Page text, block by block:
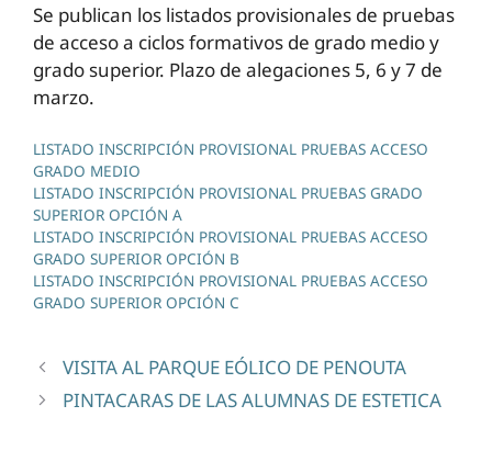
Se publican los listados provisionales de pruebas
de acceso a ciclos formativos de grado medio y
grado superior. Plazo de alegaciones 5, 6 y 7 de
marzo.
LISTADO INSCRIPCIÓN PROVISIONAL PRUEBAS ACCESO
GRADO MEDIO
LISTADO INSCRIPCIÓN PROVISIONAL PRUEBAS GRADO
SUPERIOR OPCIÓN A
LISTADO INSCRIPCIÓN PROVISIONAL PRUEBAS ACCESO
GRADO SUPERIOR OPCIÓN B
LISTADO INSCRIPCIÓN PROVISIONAL PRUEBAS ACCESO
GRADO SUPERIOR OPCIÓN C
VISITA AL PARQUE EÓLICO DE PENOUTA
PINTACARAS DE LAS ALUMNAS DE ESTETICA